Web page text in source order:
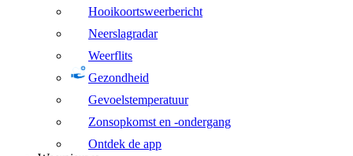
Hooikoortsweerbericht
Neerslagradar
Weerflits
Gezondheid
Gevoelstemperatuur
Zonsopkomst en -ondergang
Ontdek de app